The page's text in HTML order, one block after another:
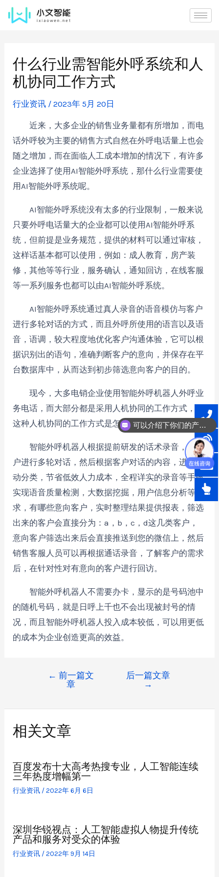
什么行业需智能外呼系统和人
机协同工作方式
行业资讯 /2023年 5月 20日
近来，大多企业的销售业务量都有所增加，而电
话外呼较为主要的销售方式自然在外呼电话量上也会
随之增加，而在面临人工成本增加的情况下，有许多
企业选择了使用AI智能外呼系统，那什么行业需要使
用AI智能外呼系统呢。
AI智能外呼系统没有太多的行业限制，一般来说
只要外呼电话量大的企业都可以使用AI智能外呼系
统，但前提是业务规范，提供的材料可以通过审核，
这样话基本都可以使用，例如：成人教育，房产装
修，其他等等行业，服务确认，通知回访，在线客服
等一系列服务也都可以由AI智能外呼系统。
AI智能外呼系统通过真人录音的语音模仿与客户
进行多轮对话的方式，而且外呼所使用的语言以及语
音，语调，较大程度地优化客户沟通体验，它可以根
据识别出的语句，准确判断客户的意向，并保存在平
台数据库中，从而达到初步筛选意向客户的目的。
现今，大多电销企业使用智能外呼机器人外呼业
务电话，而大部分都是采用人机协同的工作方式，那
这种人机协同的工作方式是怎样的呢。
智能外呼机器人根据提前研发的话术录音，和客
户进行多轮对话，然后根据客户对话的内容，进行自
动分类，节省低效人力成本，全程详实的录音等手段
实现语音质量检测，大数据挖掘，用户信息分析等需
求，有哪些意向客户，实时整理结果提供报表，筛选
出来的客户会直接分为：a，b，c，d这几类客户，
意向客户筛选出来后会直接推送到您的微信上，然后
销售客服人员可以再根据通话录音，了解客户的需求
后，在针对性对有意向的客户进行回访。
智能外呼机器人不需要办卡，显示的是号码池中
的随机号码，就是日呼上千也不会出现被封号的情
况，而且智能外呼机器人投入成本较低，可以用更低
的成本为企业创造更高的效益。
← 前一篇文
章
后一篇文章
→
相关文章
百度发布十大高考热搜专业，人工智能连续
三年热度增幅第一
行业资讯 /2022年 6月 6日
深圳华锐视点：人工智能虚拟人物提升传统
产品和服务对受众的体验
行业资讯 /2022年 9月 14日
可以介绍下你们的产品么？